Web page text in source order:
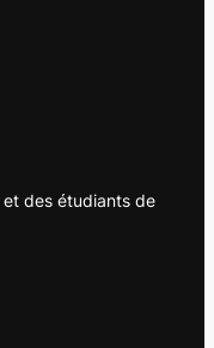
des étudiants de